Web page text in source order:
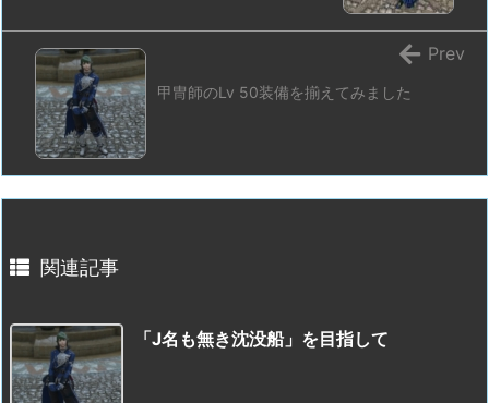
甲冑師のLv 50装備を揃えてみました
Prev
関連記事
「J名も無き沈没船」を目指して